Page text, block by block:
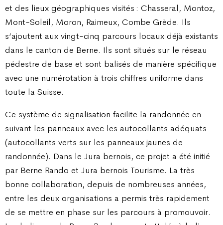
et des lieux géographiques visités : Chasseral, Montoz,
Mont-Soleil, Moron, Raimeux, Combe Grède. Ils
s’ajoutent aux vingt-cinq parcours locaux déjà existants
dans le canton de Berne. Ils sont situés sur le réseau
pédestre de base et sont balisés de manière spécifique
avec une numérotation à trois chiffres uniforme dans
toute la Suisse.
Ce système de signalisation facilite la randonnée en
suivant les panneaux avec les autocollants adéquats
(autocollants verts sur les panneaux jaunes de
randonnée). Dans le Jura bernois, ce projet a été initié
par Berne Rando et Jura bernois Tourisme. La très
bonne collaboration, depuis de nombreuses années,
entre les deux organisations a permis très rapidement
de se mettre en phase sur les parcours à promouvoir.